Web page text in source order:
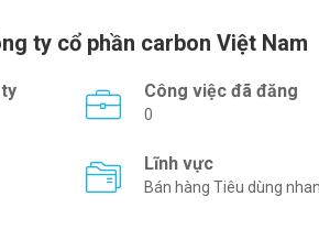
ty cổ phần carbon Việt Nam
Công việc đã đăng
0
Lĩnh vực
Bán hàng Tiêu dùng